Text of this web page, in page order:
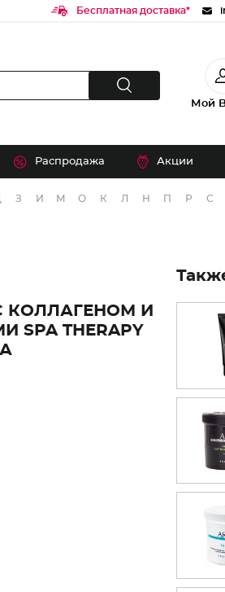
Бесплатная доставка*
Мой
Распродажа Акции
З И М О К Л Н П Р С
И
THERAPY